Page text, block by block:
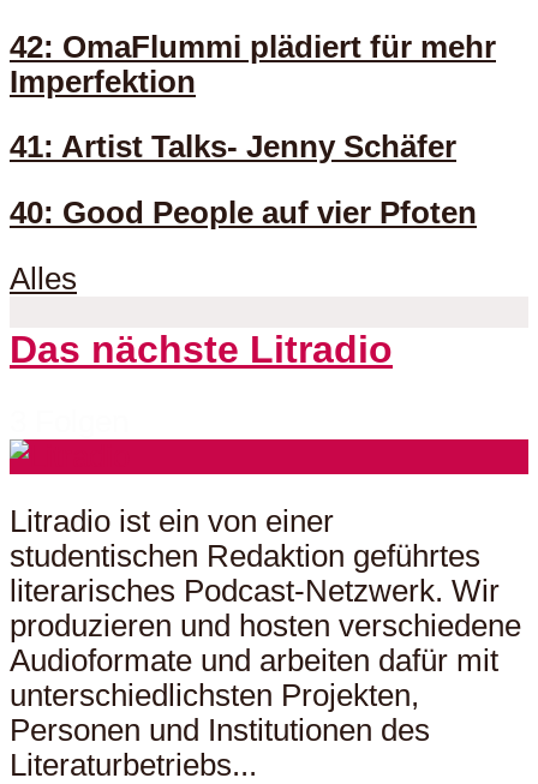
42: OmaFlummi plädiert für mehr
Imperfektion
41: Artist Talks- Jenny Schäfer
40: Good People auf vier Pfoten
Alles
Das nächste Litradio
Litradio ist ein von einer
studentischen Redaktion geführtes
literarisches Podcast-Netzwerk. Wir
produzieren und hosten verschiedene
Audioformate und arbeiten dafür mit
unterschiedlichsten Projekten,
Personen und Institutionen des
Literaturbetriebs...